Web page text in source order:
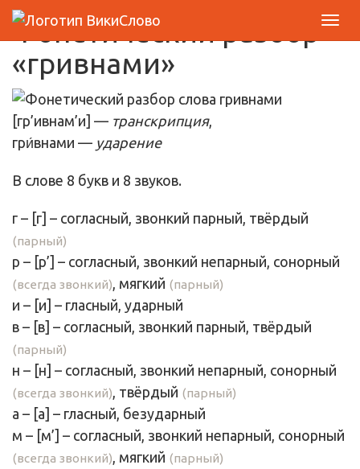
Фонетический разбор
«гривнами»
[гр’ивнам’и] — транскрипция,
гри́внами — ударение
В слове 8 букв и 8 звуков.
г – [г] – согласный, звонкий парный, твёрдый
(парный)
р – [р’] – согласный, звонкий непарный, сонорный
(всегда звонкий) мягкий (парный)
и – [и] – гласный , ударный
в – [в] – согласный, звонкий парный, твёрдый
(парный)
н – [н] – согласный, звонкий непарный, сонорный
(всегда звонкий) твёрдый (парный)
а – [а] – гласный , безударный
м – [м’] – согласный, звонкий непарный, сонорный
(всегда звонкий) мягкий (парный)